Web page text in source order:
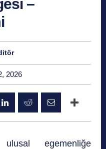
–
2026
egemenliğe